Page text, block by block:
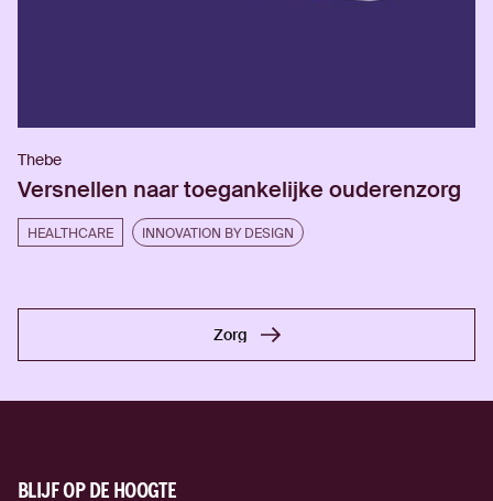
Thebe
Versnellen naar toegankelijke ouderenzorg
HEALTHCARE INNOVATION BY DESIGN
Zorg
Zorg
BLIJF OP DE HOOGTE